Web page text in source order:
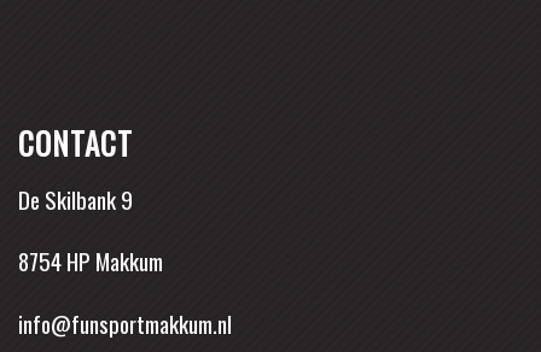
CONTACT
De Skilbank 9
8754 HP Makkum
info@funsportmakkum.nl